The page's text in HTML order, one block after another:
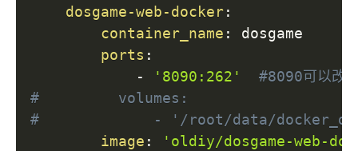
dosgame-web-docker:
container_name :
dosgame
ports :
-
'8090:262'
#8090可以改
#         volumes:
#             - '/root/data/docker_data/
image : 'oldiy/dosgame-web-